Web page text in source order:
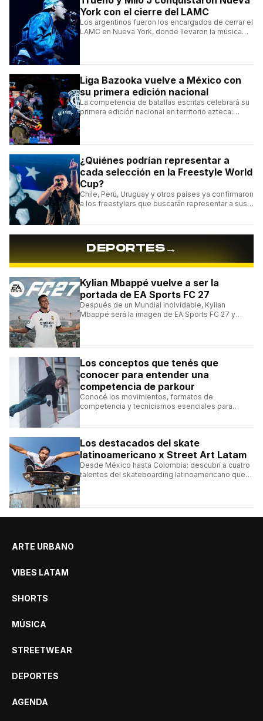
York con el cierre del LAMC
Los argentinos fueron los encargados de cerrar el
LAMC en Nueva York, donde llevaron la música
Liga Bazooka vuelve a México con
su primera edición nacional
La competencia de batallas escritas celebrará su
primera edición nacional en territorio azteca:
¿Quiénes podrían representar a
cada selección en la Freestyle World
Cup?
Chile, Perú, Uruguay y otros países ya confirmaron
a los freestylers que buscarán representar a sus
DEPORTES→
Kylian Mbappé vuelve a ser la
portada de EA Sports FC 27
Después de un Mundial inolvidable, Kylian
Mbappé será la imagen de EA Sports FC 27 y
Los conceptos que tenés que
conocer para entender una
competencia de parkour
Conocé los movimientos, formatos de
competencia y tecnicismos esenciales para
Los destacados del skate
latinoamericano x Street Art Latam
Desde México hasta Colombia: descubrí a cuatro
talentos del skateboarding latinoamericano que
ARTE URBANO
VIBES LATAM
SHORTS
MÚSICA
STREETWEAR
DEPORTES
AGENDA